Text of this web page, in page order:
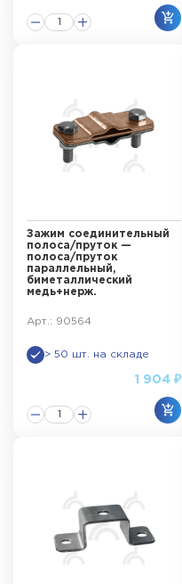
Зажим соединительный
полоса/пруток —
полоса/пруток
параллельный,
биметаллический
медь+нерж.
Арт.: 90564
> 50 шт. на складе
1 904 ₽